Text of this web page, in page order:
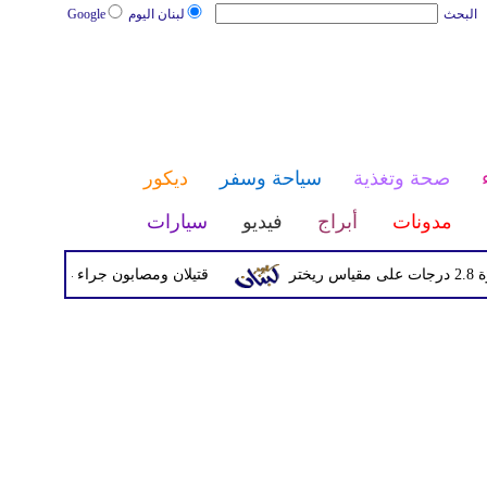
لبنان اليوم Google البحث
صحة وتغذية سياحة وسفر
ديكور
مدونات أبراج فيديو سيارات
قتيلان ومصابون جراء 14 غارة إسرائيلية على شرق وجنوب لبنان